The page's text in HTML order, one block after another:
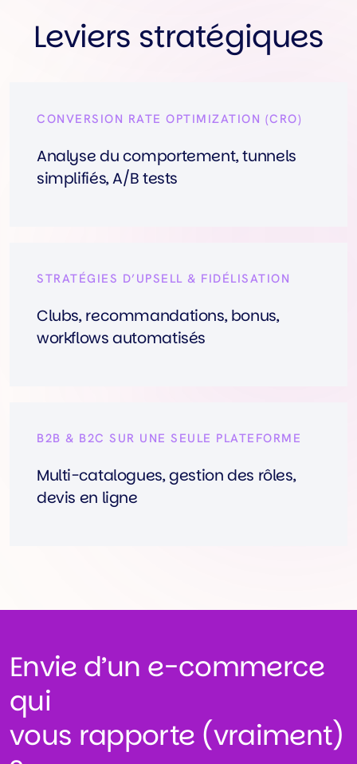
Leviers stratégiques
CONVERSION RATE OPTIMIZATION (CRO)
Analyse du comportement, tunnels
simplifiés, A/B tests
STRATÉGIES D’UPSELL & FIDÉLISATION
Clubs, recommandations, bonus,
workflows automatisés
B2B & B2C SUR UNE SEULE PLATEFORME
Multi-catalogues, gestion des rôles,
devis en ligne
Envie d’un e-commerce
qui
vous rapporte (vraiment)